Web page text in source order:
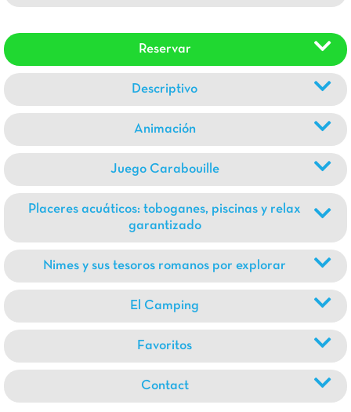
Reservar
Descriptivo
Animación
Juego Carabouille
Placeres acuáticos: toboganes, piscinas y relax
garantizado
Nimes y sus tesoros romanos por explorar
El Camping
Favoritos
Contact